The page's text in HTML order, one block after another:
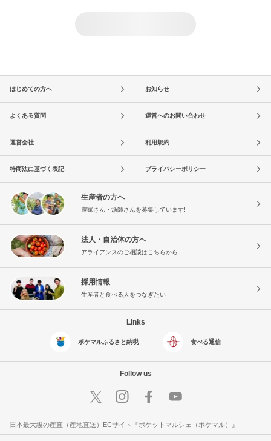
はじめての方へ お知らせ
よくある質問 運営へのお問い合わせ
運営会社 利用規約
特商法に基づく表記 プライバシーポリシー
生産者の方へ
農家さん・漁師さんを募集しています!
法人・自治体の方へ
アライアンスのご相談はこちらから
採用情報
生産者と食べる人をつなぎたい
Links
ポケマルふるさと納税 食べる通信
Follow us
日本最大級の産直（産地直送）ECサイト『ポケットマルシェ（ポケマル）』